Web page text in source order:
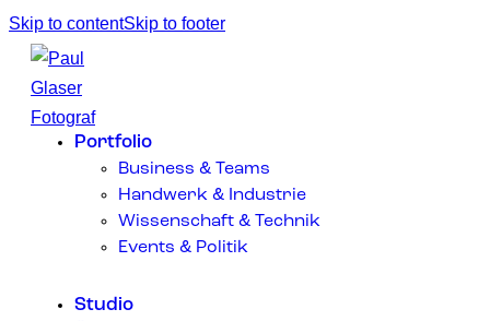
Skip to contentSkip to footer
Portfolio
Business & Teams
Handwerk & Industrie
Wissenschaft & Technik
Events & Politik
Studio